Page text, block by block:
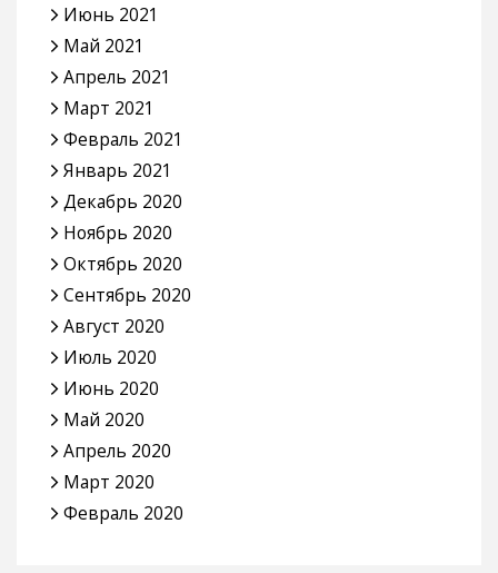
Июнь 2021
Май 2021
Апрель 2021
Март 2021
Февраль 2021
Январь 2021
Декабрь 2020
Ноябрь 2020
Октябрь 2020
Сентябрь 2020
Август 2020
Июль 2020
Июнь 2020
Май 2020
Апрель 2020
Март 2020
Февраль 2020